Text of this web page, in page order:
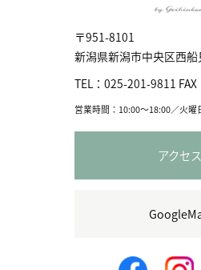
〒951-8101
新潟県新潟市中央区⻄
TEL： 025-201-9811 FAX
営業時間：10:00〜18:00／火曜
アクセス